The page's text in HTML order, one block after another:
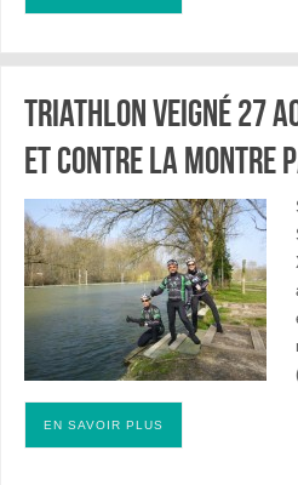
Triathlon Veigné 27
et Contre la montre
EN SAVOIR PLUS